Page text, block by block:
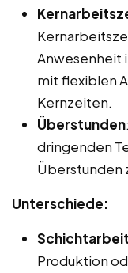
Anwesenheit
mit flexiblen
Kernzeiten.
Überstunden
dringenden
Überstunden
Unterschiede:
Schichtarbeit
Produktion